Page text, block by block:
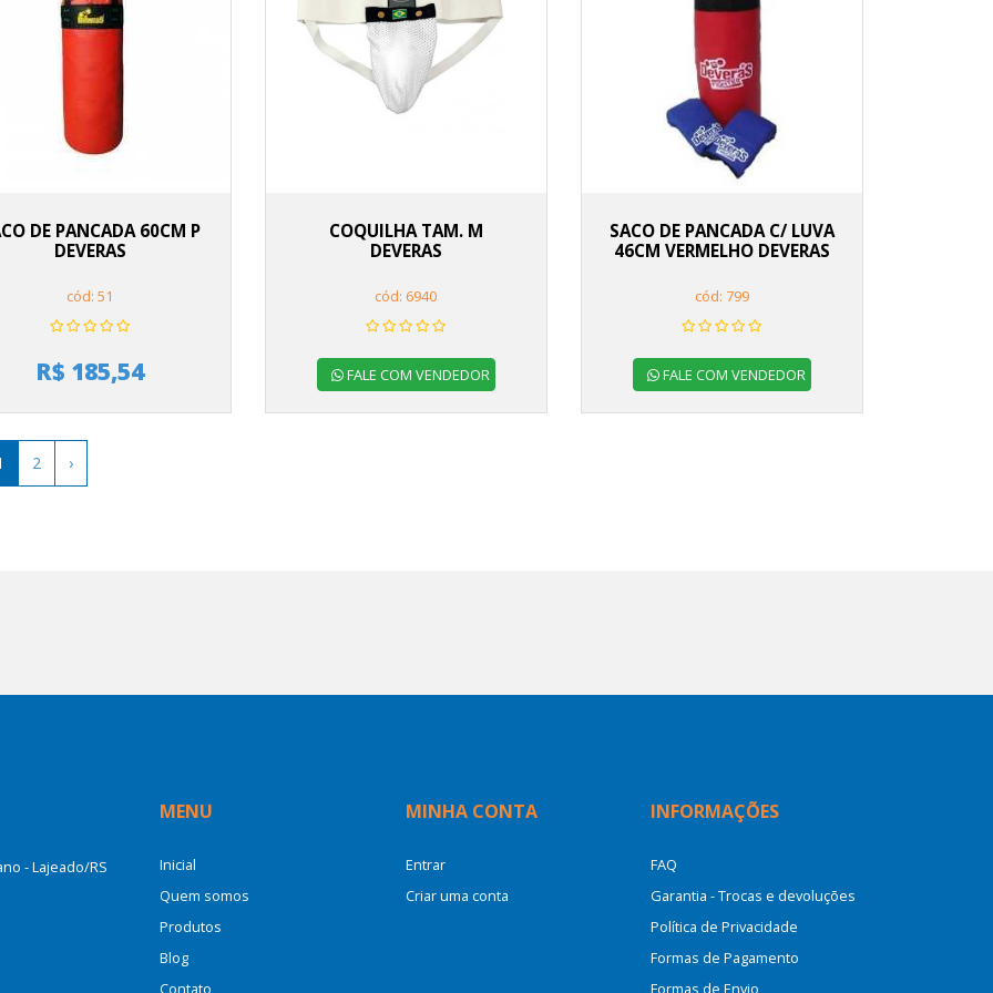
DE PANCADA 60CM P
DEVERAS
cód: 51
R$ 185,54
COQUILHA TAM. M
DEVERAS
cód: 6940
FALE COM VENDEDOR
SACO DE PANCADA C/ LUVA
46CM VERMELHO DEVERAS
cód: 799
FALE COM VENDEDOR
2 ›
- Lajeado/RS
MENU
Inicial
Quem somos
Produtos
Blog
MINHA CONTA
Entrar
Criar uma conta
INFORMAÇÕES
FAQ
Garantia - Trocas e devoluções
Política de Privacidade
Formas de Pagamento